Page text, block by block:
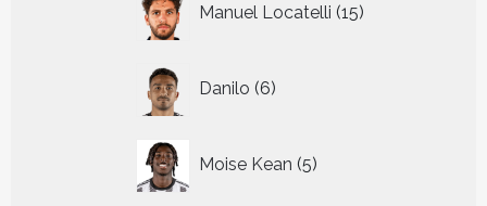
Manuel Locatelli 15
producten
Danilo 6
producten
Moise Kean 5
producten